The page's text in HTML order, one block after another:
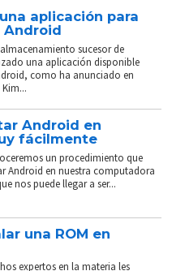
aplicación para
sucesor de
una aplicación disponible
como ha anunciado en
Android en
fácilmente
un procedimiento que
Android en nuestra computadora
nos puede llegar a ser...
una ROM en
expertos en la materia les